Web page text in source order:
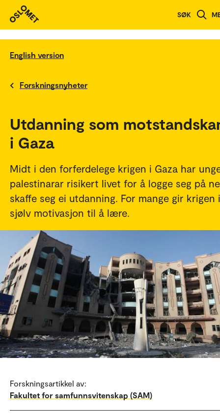
SØK
English version
Forskningsnyheter
Utdanning som
i Gaza
Midt i den forferdelege krigen i Gaza har
palestinarar risikert livet for å logge seg på
skaffe seg ei utdanning. For mange gir krigen
sjølv motivasjon til å lære.
Forskningsartikkel av:
Fakultet for samfunnsvitenskap (SAM)